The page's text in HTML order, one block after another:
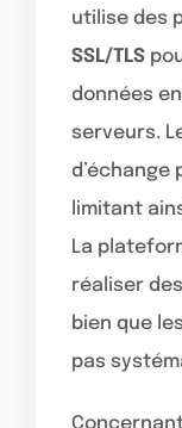
utilise des
SSL/TLS
données
serveurs.
d’échange
limitant
La
réaliser des
bien que
pas